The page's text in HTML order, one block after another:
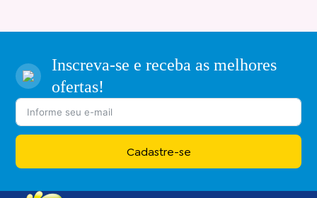
Inscreva-se e receba as melhores
ofertas!
Cadastre-se